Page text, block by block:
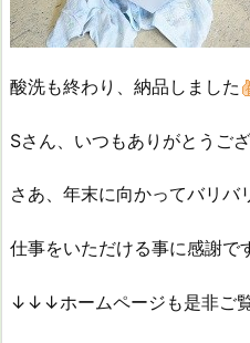
酸洗も終わり、納品しました
Sさん、いつもありがとうござ
さあ、年末に向かってバリ
仕事をいただける事に感謝で
↓↓↓ホームページも是非ご覧